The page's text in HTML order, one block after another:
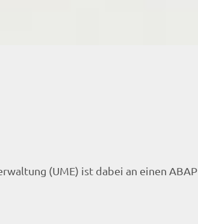
(UME) ist dabei an einen ABAP